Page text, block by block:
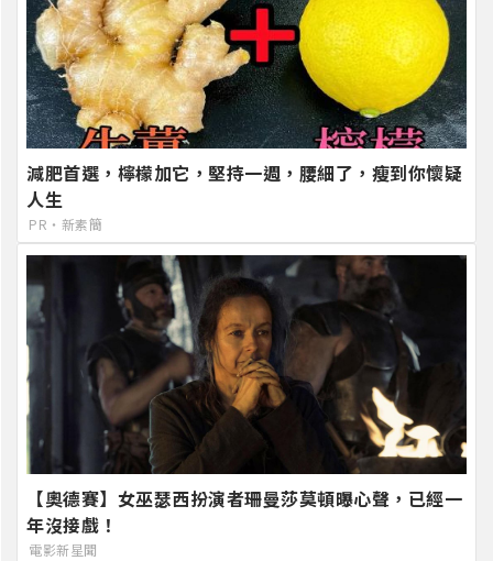
減肥首選，檸檬加它，堅持一週，腰細了，瘦到你懷疑
人生
PR・新素簡
【奧德賽】女巫瑟西扮演者珊曼莎莫頓曝心聲，已經一
年沒接戲！
電影新星聞